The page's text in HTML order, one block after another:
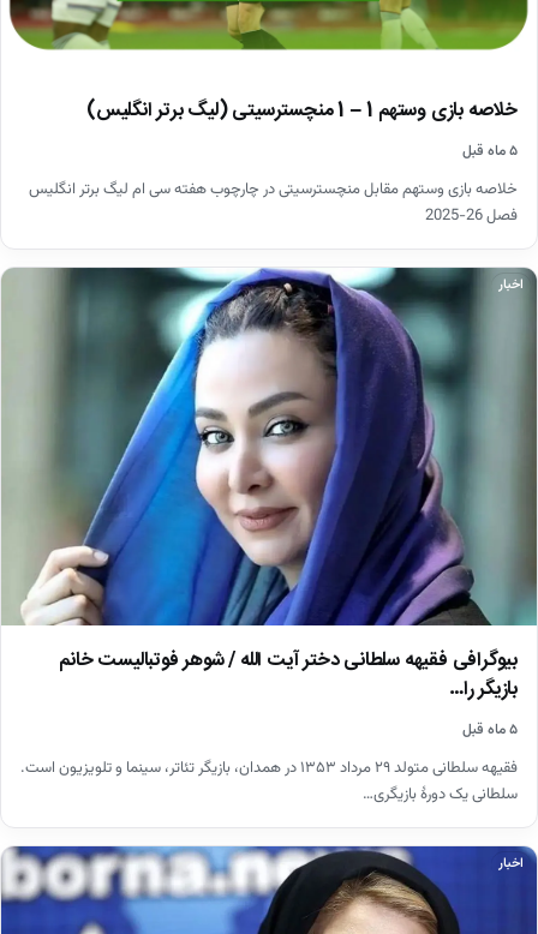
خلاصه بازی وستهم 1 – 1 منچسترسیتی (لیگ برتر انگلیس)
۵ ماه قبل
خلاصه بازی وستهم مقابل منچسترسیتی در چارچوب هفته سی ام لیگ برتر انگلیس
فصل 26-2025
اخبار
بیوگرافی فقیهه سلطانی دختر آیت الله / شوهر فوتبالیست خانم
بازیگر را…
۵ ماه قبل
فقیهه سلطانی متولد ۲۹ مرداد ۱۳۵۳ در همدان، بازیگر تئاتر، سینما و تلویزیون است.
سلطانی یک دورهٔ بازیگری…
اخبار